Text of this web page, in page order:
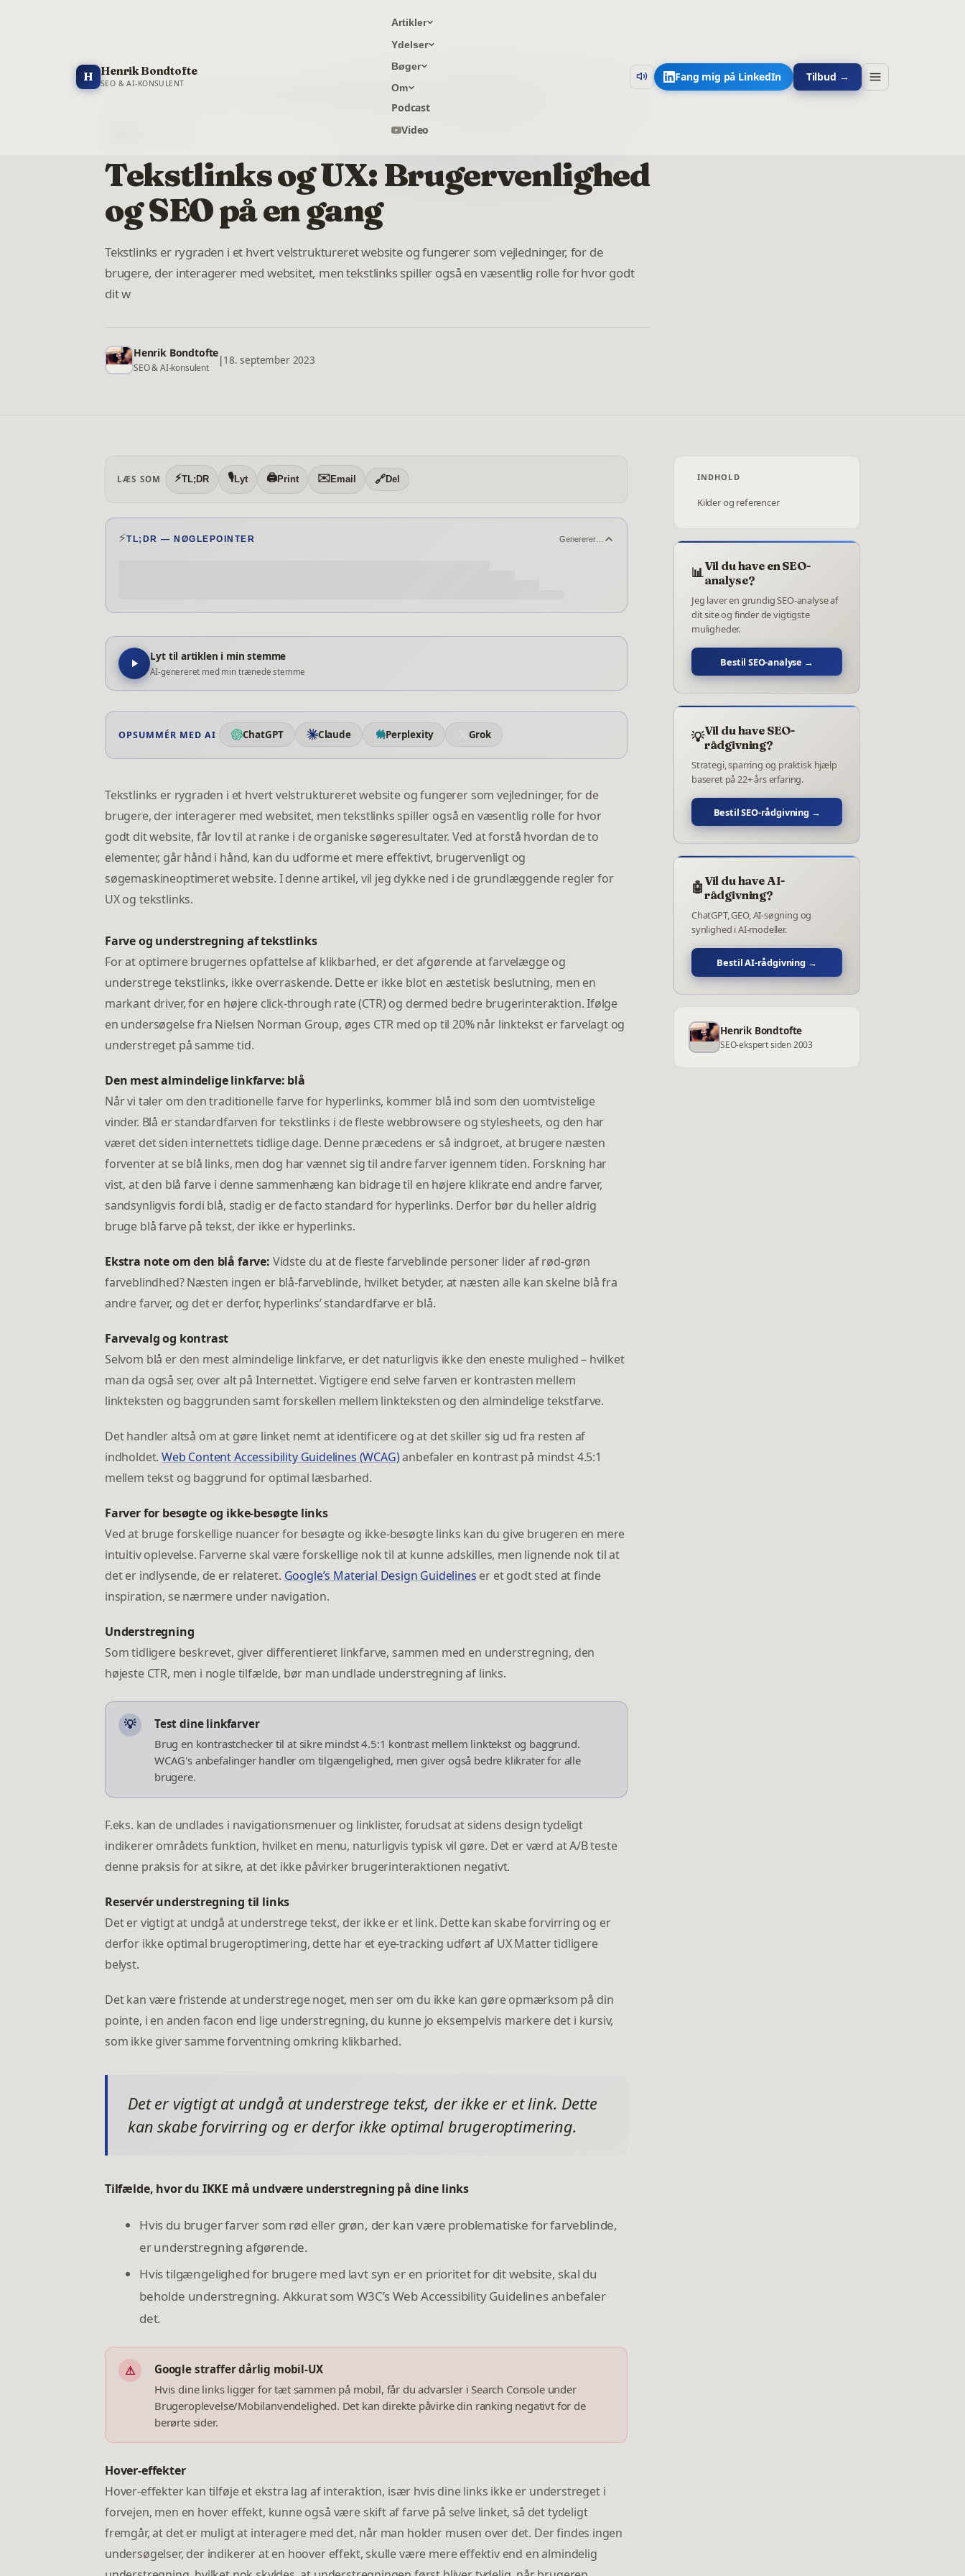
H Henrik Bondtofte
SEO & AI-KONSULENT
Artikler
Ydelser
Bøger
Om
Podcast
Video
Fang mig på LinkedIn
Tilbud →
Tekstlinks og UX: Brugervenlighed og SEO på en gang
Tekstlinks og UX: Brugervenlighed
og SEO på en gang
Tekstlinks er rygraden i et hvert velstruktureret website og fungerer som vejledninger, for de
brugere, der interagerer med websitet, men tekstlinks spiller også en væsentlig rolle for hvor godt
dit w
Henrik Bondtofte
SEO & AI-konsulent
|18. september 2023
LÆS SOM ⚡TL;DR 🎙️Lyt 🖨️Print ✉️Email 🔗Del
⚡TL;DR — NØGLEPOINTER Genererer…
Lyt til artiklen i min stemme
AI-genereret med min trænede stemme
OPSUMMÉR MED AI ChatGPT Claude Perplexity Grok
Tekstlinks er rygraden i et hvert velstruktureret website og fungerer som vejledninger, for de
brugere, der interagerer med websitet, men tekstlinks spiller også en væsentlig rolle for hvor
godt dit website, får lov til at ranke i de organiske søgeresultater. Ved at forstå hvordan de to
elementer, går hånd i hånd, kan du udforme et mere effektivt, brugervenligt og
søgemaskineoptimeret website. I denne artikel, vil jeg dykke ned i de grundlæggende regler for
UX og tekstlinks.
Farve og understregning af tekstlinks
For at optimere brugernes opfattelse af klikbarhed, er det afgørende at farvelægge og
understrege tekstlinks, ikke overraskende. Dette er ikke blot en æstetisk beslutning, men en
markant driver, for en højere click-through rate (CTR) og dermed bedre brugerinteraktion. Ifølge
en undersøgelse fra Nielsen Norman Group, øges CTR med op til 20% når linktekst er farvelagt og
understreget på samme tid.
Den mest almindelige linkfarve: blå
Når vi taler om den traditionelle farve for hyperlinks, kommer blå ind som den uomtvistelige
vinder. Blå er standardfarven for tekstlinks i de fleste webbrowsere og stylesheets, og den har
været det siden internettets tidlige dage. Denne præcedens er så indgroet, at brugere næsten
forventer at se blå links, men dog har vænnet sig til andre farver igennem tiden. Forskning har
vist, at den blå farve i denne sammenhæng kan bidrage til en højere klikrate end andre farver,
sandsynligvis fordi blå, stadig er de facto standard for hyperlinks. Derfor bør du heller aldrig
bruge blå farve på tekst, der ikke er hyperlinks.
Ekstra note om den blå farve: Vidste du at de fleste farveblinde personer lider af rød-grøn
farveblindhed? Næsten ingen er blå-farveblinde, hvilket betyder, at næsten alle kan skelne blå fra
andre farver, og det er derfor, hyperlinks’ standardfarve er blå.
Farvevalg og kontrast
Selvom blå er den mest almindelige linkfarve, er det naturligvis ikke den eneste mulighed – hvilket
man da også ser, over alt på Internettet. Vigtigere end selve farven er kontrasten mellem
linkteksten og baggrunden samt forskellen mellem linkteksten og den almindelige tekstfarve.
Det handler altså om at gøre linket nemt at identificere og at det skiller sig ud fra resten af
indholdet.Web Content Accessibility Guidelines (WCAG)anbefaler en kontrast på mindst 4.5:1
mellem tekst og baggrund for optimal læsbarhed.
Farver for besøgte og ikke-besøgte links
Ved at bruge forskellige nuancer for besøgte og ikke-besøgte links kan du give brugeren en mere
intuitiv oplevelse. Farverne skal være forskellige nok til at kunne adskilles, men lignende nok til at
det er indlysende, de er relateret. Google’s Material Design Guidelines er et godt sted at finde
inspiration, se nærmere under navigation.
Understregning
Som tidligere beskrevet, giver differentieret linkfarve, sammen med en understregning, den
højeste CTR, men i nogle tilfælde, bør man undlade understregning af links.
💡
Test dine linkfarver
Brug en kontrastchecker til at sikre mindst 4.5:1 kontrast mellem linktekst og baggrund.
WCAG's anbefalinger handler om tilgængelighed, men giver også bedre klikrater for alle
brugere.
F.eks. kan de undlades i navigationsmenuer og linklister, forudsat at sidens design tydeligt
indikerer områdets funktion, hvilket en menu, naturligvis typisk vil gøre. Det er værd at A/B teste
denne praksis for at sikre, at det ikke påvirker brugerinteraktionen negativt.
Reservér understregning til links
Det er vigtigt at undgå at understrege tekst, der ikke er et link. Dette kan skabe forvirring og er
derfor ikke optimal brugeroptimering, dette har et eye-tracking udført af UX Matter tidligere
belyst.
Det kan være fristende at understrege noget, men ser om du ikke kan gøre opmærksom på din
pointe, i en anden facon end lige understregning, du kunne jo eksempelvis markere det i kursiv,
som ikke giver samme forventning omkring klikbarhed.
Det er vigtigt at undgå at understrege tekst, der ikke er et link. Dette
kan skabe forvirring og er derfor ikke optimal brugeroptimering.
Tilfælde, hvor du IKKE må undvære understregning på dine links
Hvis du bruger farver som rød eller grøn, der kan være problematiske for farveblinde,
er understregning afgørende.
Hvis tilgængelighed for brugere med lavt syn er en prioritet for dit website, skal du
beholde understregning. Akkurat som W3C’s Web Accessibility Guidelines anbefaler
det.
⚠
Google straffer dårlig mobil-UX
Hvis dine links ligger for tæt sammen på mobil, får du advarsler i Search Console under
Brugeroplevelse/Mobilanvendelighed. Det kan direkte påvirke din ranking negativt for de
berørte sider.
Hover-effekter
Hover-effekter kan tilføje et ekstra lag af interaktion, især hvis dine links ikke er understreget i
forvejen, men en hover effekt, kunne også være skift af farve på selve linket, så det tydeligt
fremgår, at det er muligt at interagere med det, når man holder musen over det. Der findes ingen
undersøgelser, der indikerer at en hoover effekt, skulle være mere effektiv end en almindelig
INDHOLD
Kilder og referencer
📊Vil du have en SEO-
analyse?
Jeg laver en grundig SEO-analyse af
dit site og finder de vigtigste
muligheder.
Bestil SEO-analyse →
💡Vil du have SEO-
rådgivning?
Strategi, sparring og praktisk hjælp
baseret på 22+ års erfaring.
Bestil SEO-rådgivning →
🤖Vil du have AI-
rådgivning?
ChatGPT, GEO, AI-søgning og
synlighed i AI-modeller.
Bestil AI-rådgivning →
Henrik Bondtofte
SEO-ekspert siden 2003